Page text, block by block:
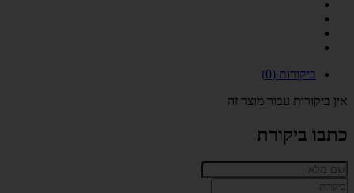
ביקורות (0)
אין ביקורות עבור מוצר זה
כתבו ביקורת